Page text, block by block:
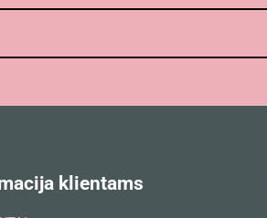
klientams